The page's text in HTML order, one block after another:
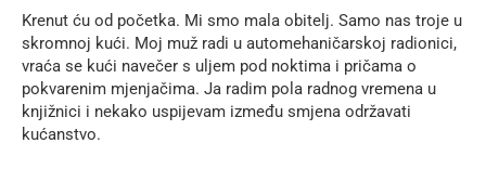
Krenut ću od početka. Mi smo mala obitelj. Samo nas troje u
skromnoj kući. Moj muž radi u automehaničarskoj radionici,
vraća se kući navečer s uljem pod noktima i pričama o
pokvarenim mjenjačima. Ja radim pola radnog vremena u
knjižnici i nekako uspijevam između smjena održavati
kućanstvo.